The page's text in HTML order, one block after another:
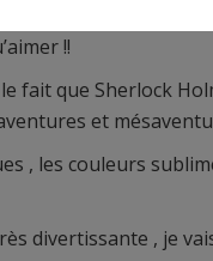
Holmes depuis très
!!
fait que Sherlock
et
, les couleurs
divertissante , je